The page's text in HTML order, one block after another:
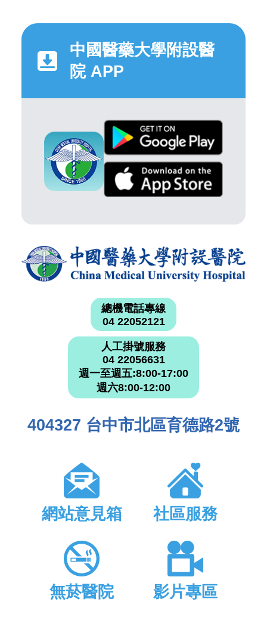
中國醫藥大學附設醫
院 APP
總機電話專線
04 22052121
人工掛號服務
04 22056631
週一至週五:8:00-17:00
週六8:00-12:00
404327 台中市北區育德路2號
網站意見箱 社區服務
無菸醫院 影片專區